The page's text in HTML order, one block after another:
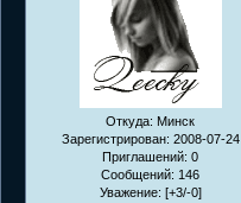
Откуда: Минск
Зарегистрирован: 2008-07-24
Приглашений: 0
Сообщений: 146
Уважение: [+3/-0]